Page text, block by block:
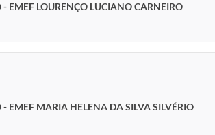
EMEF LOURENÇO LUCIANO CARNEIRO
EMEF MARIA HELENA DA SILVA SILVÉRIO